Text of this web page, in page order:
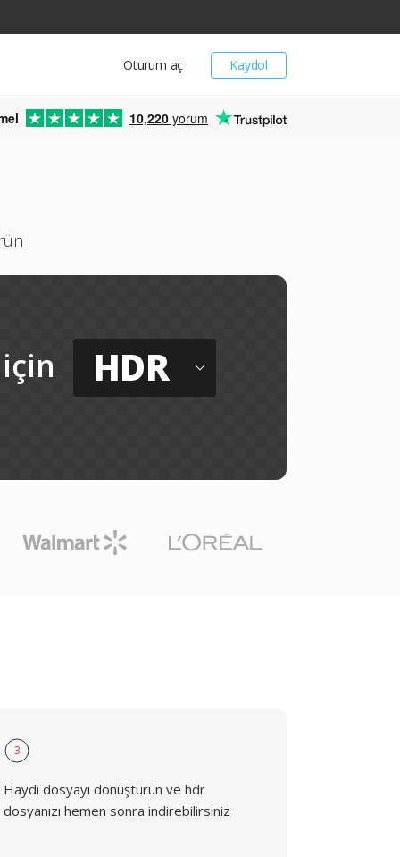
Kaydol
Oturum aç
10,220 yorum
için HDR
3
Haydi dosyayı dönüştürün ve hdr
dosyanızı hemen sonra indirebilirsiniz